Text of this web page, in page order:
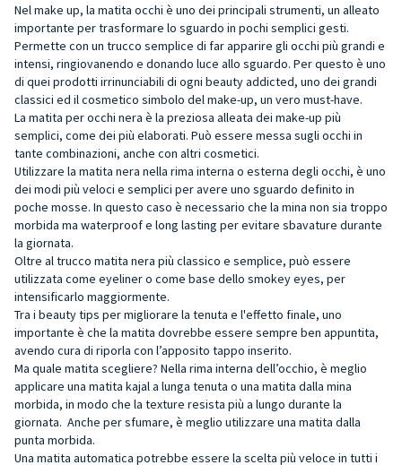
Nel make up, la matita occhi è uno dei principali strumenti, un alleato
importante per trasformare lo sguardo in pochi semplici gesti.
Permette con un trucco semplice di far apparire gli occhi più grandi e
intensi, ringiovanendo e donando luce allo sguardo. Per questo è uno
di quei prodotti irrinunciabili di ogni beauty addicted, uno dei grandi
classici ed il cosmetico simbolo del make-up, un vero must-have.
La matita per occhi nera è la preziosa alleata dei make-up più
semplici, come dei più elaborati. Può essere messa sugli occhi in
tante combinazioni, anche con altri cosmetici.
Utilizzare la matita nera nella rima interna o esterna degli occhi, è uno
dei modi più veloci e semplici per avere uno sguardo definito in
poche mosse. In questo caso è necessario che la mina non sia troppo
morbida ma waterproof e long lasting per evitare sbavature durante
la giornata.
Oltre al trucco matita nera più classico e semplice, può essere
utilizzata come eyeliner o come base dello smokey eyes, per
intensificarlo maggiormente.
Tra i beauty tips per migliorare la tenuta e l'effetto finale, uno
importante è che la matita dovrebbe essere sempre ben appuntita,
avendo cura di riporla con l’apposito tappo inserito.
Ma quale matita scegliere? Nella rima interna dell’occhio, è meglio
applicare una matita kajal a lunga tenuta o una matita dalla mina
morbida, in modo che la texture resista più a lungo durante la
giornata. Anche per sfumare, è meglio utilizzare una matita dalla
punta morbida.
Una matita automatica potrebbe essere la scelta più veloce in tutti i